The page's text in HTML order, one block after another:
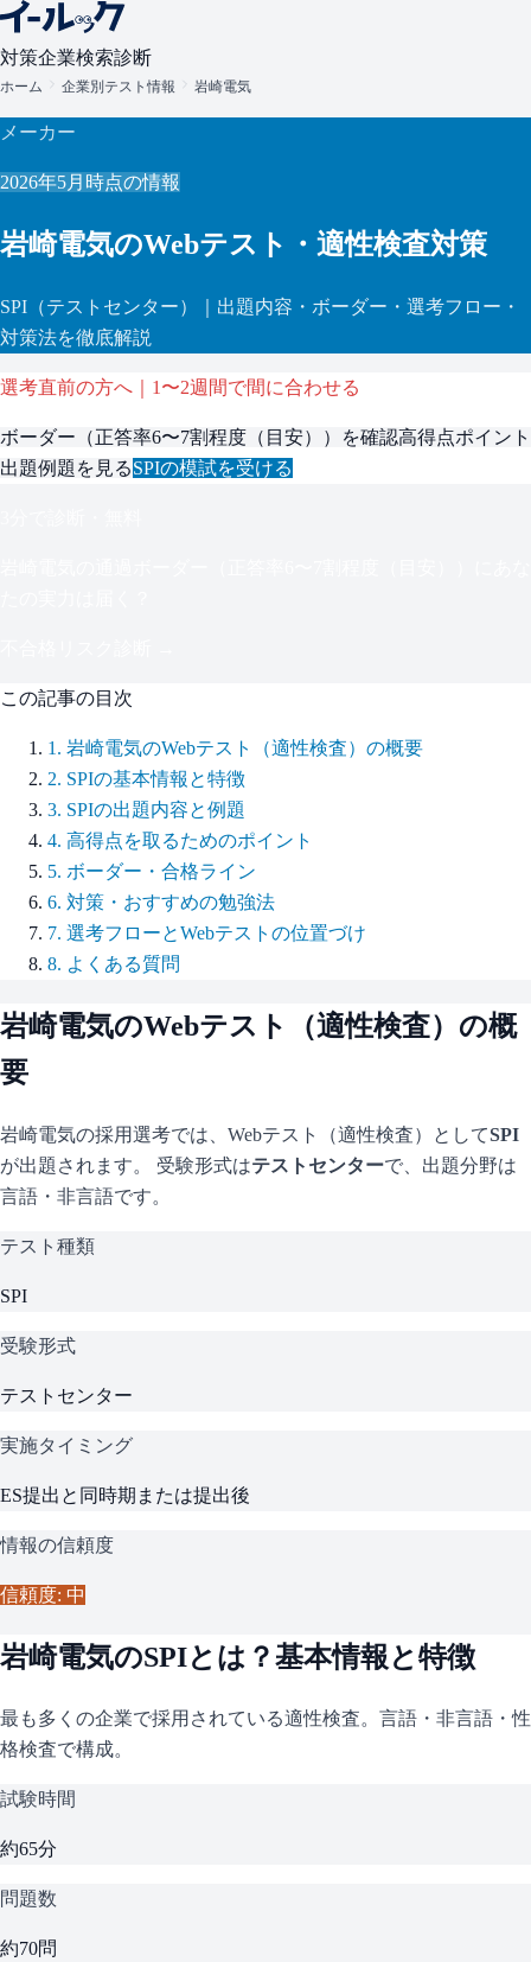
対策企業検索診断
ホーム 企業別テスト情報 岩崎電気
メーカー
2026年5月 時点の情報
岩崎電気のWebテスト・適性検査対策
SPI （テストセンター）
｜出題内容・ボーダー・選考フロー・
対策法を徹底解説
選考直前の方へ｜1〜2週間で間に合わせる
ボーダー（正答率6〜7割程度（目安） ）を確認高得点ポイント
出題例題を見るSPIの模試を受ける
この記事の目次
1 . 岩崎電気のWebテスト（適性検査）の概要
2. SPIの基本情報と特徴
3. SPIの出題内容と例題
4. 高得点を取るためのポイント
5. ボーダー・合格ライン
6. 対策・おすすめの勉強法
7. 選考フローとWebテストの位置づけ
8. よくある質問
岩崎電気のWebテスト（適性検査）の概
要
岩崎電気の採用選考では、Webテスト（適性検査）としてSPI
が出題されます。 受験形式はテストセンターで、 出題分野は
言語・非言語です。
テスト種類
SPI
受験形式
テストセンター
実施タイミング
ES提出と同時期または提出後
情報の信頼度
信頼度: 中
岩崎電気のSPIとは？基本情報と特徴
最も多くの企業で採用されている適性検査。言語・非言語・性
格検査で構成。
試験時間
約65分
問題数
約70問